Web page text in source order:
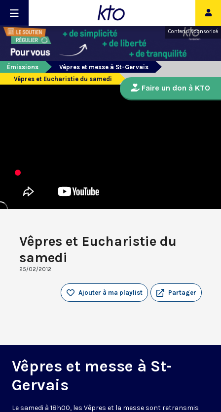
Contenu sponsorisé
Émissions
Vêpres et messe à St-Gervais
Vêpres et Eucharistie du samedi
Vêpres et Eucharistie du
samedi
25/02/2012
Partager
Ajouter à ma playlist
Vêpres et messe à St-
Gervais
Le samedi à 18h00, les Vêpres et la messe sont retransmis
Faire un don à KTO